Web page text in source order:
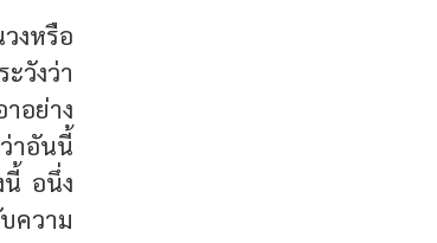
งหรือ
วังว่า
อย่าง
าอันนี้
อนึ่ง
ความ